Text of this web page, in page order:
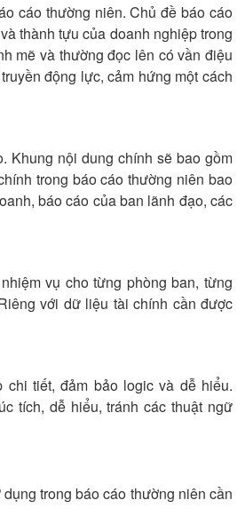
cáo thường niên. Chủ đề báo cáo
thành tựu của doanh nghiệp trong
mẽ và thường đọc lên có vần điệu
động lực, cảm hứng một cách
Khung nội dung chính sẽ bao gồm
trong báo cáo thường niên bao
báo cáo của ban lãnh đạo, các
vụ cho từng phòng ban, từng
với dữ liệu tài chính cần được
tiết, đảm bảo logic và dễ hiểu.
tích, dễ hiểu, tránh các thuật ngữ
trong báo cáo thường niên cần